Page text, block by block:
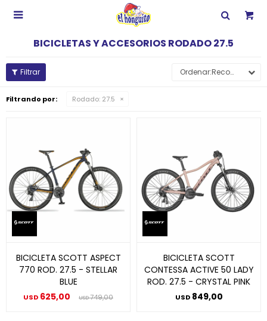

BICICLETAS Y ACCESORIOS RODADO 27.5
Recomendados
Filtrando por: Rodado: 27.5
BICICLETA SCOTT ASPECT
770 ROD. 27.5 - STELLAR
BLUE
USD 625,00 USD749,00
BICICLETA SCOTT
CONTESSA ACTIVE 50 LADY
ROD. 27.5 - CRYSTAL PINK
USD 849,00